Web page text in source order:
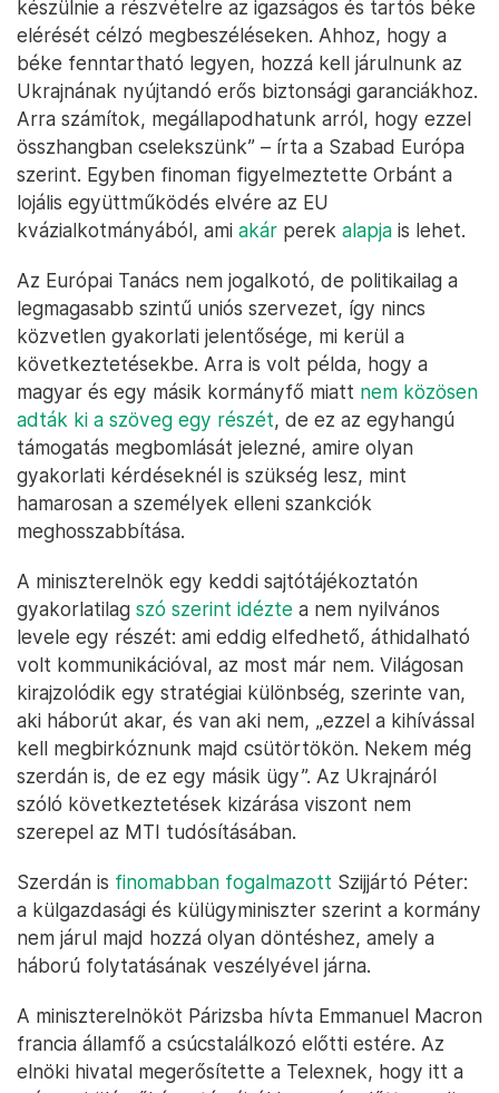
készülnie a részvételre az igazságos és tartós béke
elérését célzó megbeszéléseken. Ahhoz, hogy a
béke fenntartható legyen, hozzá kell járulnunk az
Ukrajnának nyújtandó erős biztonsági garanciákhoz.
Arra számítok, megállapodhatunk arról, hogy ezzel
összhangban cselekszünk” – írta a Szabad Európa
szerint. Egyben finoman figyelmeztette Orbánt a
lojális együttműködés elvére az EU
kvázialkotmányából, ami akár perek alapja is lehet.
Az Európai Tanács nem jogalkotó, de politikailag a
legmagasabb szintű uniós szervezet, így nincs
közvetlen gyakorlati jelentősége, mi kerül a
következtetésekbe. Arra is volt példa, hogy a
magyar és egy másik kormányfő miatt nem közösen
adták ki a szöveg egy részét, de ez az egyhangú
támogatás megbomlását jelezné, amire olyan
gyakorlati kérdéseknél is szükség lesz, mint
hamarosan a személyek elleni szankciók
meghosszabbítása.
A miniszterelnök egy keddi sajtótájékoztatón
gyakorlatilag szó szerint idézte a nem nyilvános
levele egy részét: ami eddig elfedhető, áthidalható
volt kommunikációval, az most már nem. Világosan
kirajzolódik egy stratégiai különbség, szerinte van,
aki háborút akar, és van aki nem, „ezzel a kihívással
kell megbirkóznunk majd csütörtökön. Nekem még
szerdán is, de ez egy másik ügy”. Az Ukrajnáról
szóló következtetések kizárása viszont nem
szerepel az MTI tudósításában.
Szerdán is finomabban fogalmazott Szijjártó Péter:
a külgazdasági és külügyminiszter szerint a kormány
nem járul majd hozzá olyan döntéshez, amely a
háború folytatásának veszélyével járna.
A miniszterelnököt Párizsba hívta Emmanuel Macron
francia államfő a csúcstalálkozó előtti estére. Az
elnöki hivatal megerősítette a Telexnek, hogy itt a